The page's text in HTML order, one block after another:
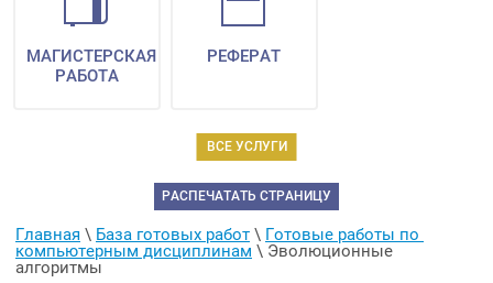
ВСЕ УСЛУГИ
МАГИСТЕРСКАЯ
РАБОТА
РЕФЕРАТ
РАСПЕЧАТАТЬ СТРАНИЦУ
Главная \ База готовых работ \ Готовые работы по
компьютерным дисциплинам \ Эволюционные
алгоритмы